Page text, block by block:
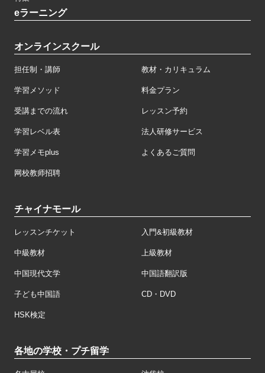
eラーニング
オンラインスクール
担任制・講師 教材・カリキュラム
学習メソッド 料金プラン
受講までの流れ レッスン予約
学習レベル表 法人研修サービス
学習メモplus よくあるご質問
网校教师招聘
チャイナモール
レッスンチケット 入門&初級教材
中級教材 上級教材
中国現代文学 中国語翻訳版
子ども中国語 CD・DVD
HSK検定
各地の学校・プチ留学